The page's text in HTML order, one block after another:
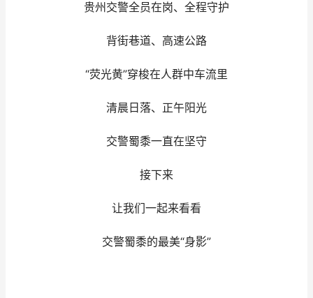
贵州交警全员在岗、全程守护
背街巷道、高速公路
“荧光黄”穿梭在人群中车流里
清晨日落、正午阳光
交警蜀黍一直在坚守
接下来
让我们一起来看看
交警蜀黍的最美“身影”